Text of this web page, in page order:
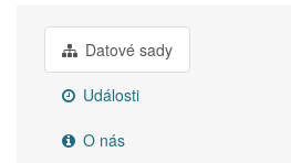
Datové sady
Události
O nás